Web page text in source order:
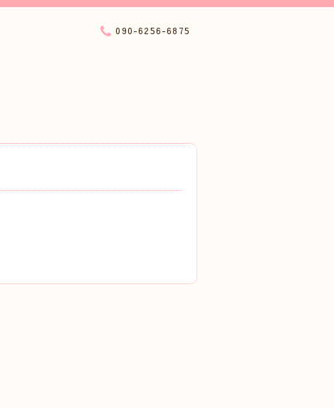
090-6256-6875